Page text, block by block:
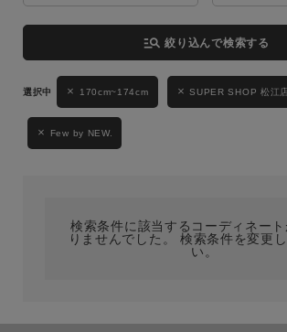
キーワード
性別
MENS LADIES
ブランド
manage_search 絞り込んで検索する
170cm~174cm SUPER SHOP 松江
Few by NEW.
検索条件に該当するコーディネー
りませんでした。 検索条件を変更
い。